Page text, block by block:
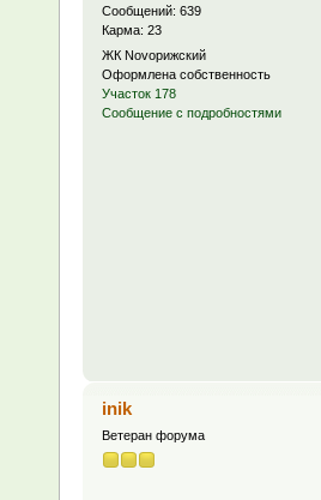
Сообщений: 639
Карма: 23
ЖК Novoрижский
Оформлена собственность
Участок 178
Сообщение с подробностями
inik
Ветеран форума